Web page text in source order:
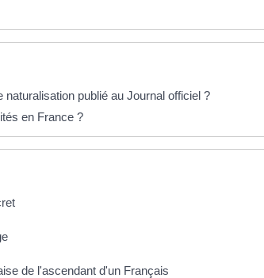
publié au Journal officiel ?
en France ?
de l'ascendant d'un Français